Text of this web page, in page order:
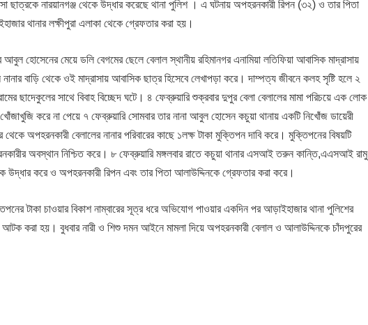
ছাত্রকে নারয়ানগঞ্জ থেকে উদ্ধার করেছে থানা পুলিশ । এ ঘটনায় অপহরনকারী রিপন (৩২) ও তার পিতা
থানার লক্ষীপুরা এলাকা থেকে গ্রেফতার করা হয়।
হোসেনের মেয়ে ডলি বেগমের ছেলে বেলাল স্থানীয় রহিমানগর এনামিয়া লতিফিয়া আবাসিক মাদ্রাসায়
বাড়ি থেকে ওই মাদ্রাসায় আবাসিক ছাত্র হিসেবে লেখাপড়া করে। দাম্পত্য জীবনে কলহ সৃষ্টি হলে ২
ছাদেকুলের সাথে বিবাহ বিচ্ছেদ ঘটে। ৪ ফেব্রুয়ারি শুক্রবার দুপুর বেলা বেলালের মামা পরিচয়ে এক লোক
করে না পেয়ে ৭ ফেব্রুয়ারি সোমবার তার নানা আবুল হোসেন কচুয়া থানায় একটি নিখোঁজ ডায়েরী
অপহরনকারী বেলালের নানার পরিবারের কাছে ১লক্ষ টাকা মুক্তিপন দাবি করে। মুক্তিপনের বিষয়টি
অবস্থান নিশ্চিত করে। ৮ ফেব্রুয়ারি মঙ্গলবার রাতে কচুয়া থানার এসআই তরুন কান্তি,এএসআই রামু
উদ্ধার করে ও অপহরনকারী রিপন এবং তার পিতা আলাউদ্দিনকে গ্রেফতার করা করে।
টাকা চাওয়ার বিকাশ নাম্বারের সূত্র ধরে অভিযোগ পাওয়ার একদিন পর আড়াইহাজার থানা পুলিশের
করা হয়। বুধবার নারী ও শিশু দমন আইনে মামলা দিয়ে অপহরনকারী বেলাল ও আলাউদ্দিনকে চাঁদপুরের